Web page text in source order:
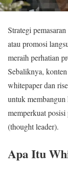
Strategi
atau promosi
meraih perhatian
Sebaliknya,
whitepaper dan
untuk
memperkuat
(thought leader).
Apa Itu